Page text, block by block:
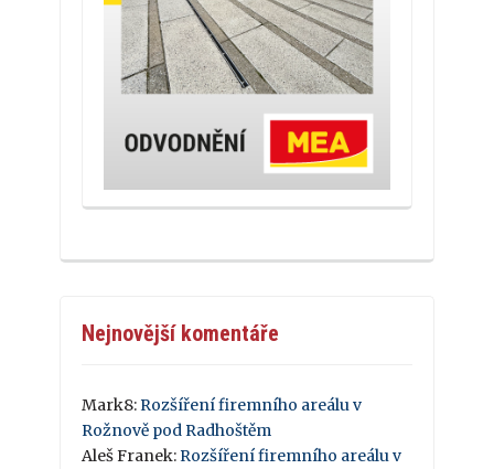
Nejnovější komentáře
Mark8: Rozšíření firemního areálu v
Rožnově pod Radhoštěm
Aleš Franek: Rozšíření firemního areálu v